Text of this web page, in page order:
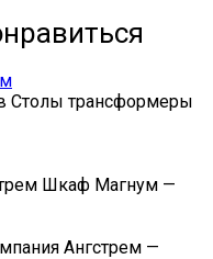
Столы трансформеры
Шкаф Магнум —
Ангстрем —